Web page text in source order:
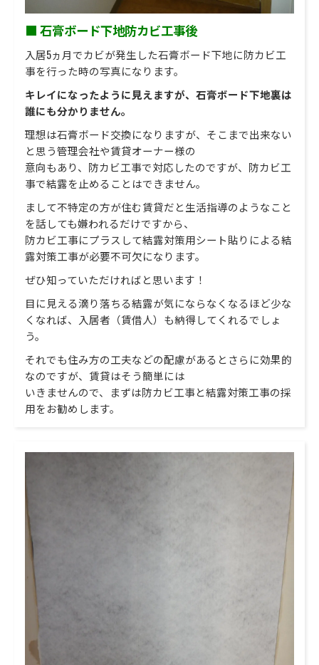
■ 石膏ボード下地防カビ工事後
入居5ヵ月でカビが発生した石膏ボード下地に防カビ工
事を行った時の写真になります。
キレイになったように見えますが、石膏ボード下地裏は
誰にも分かりません。
理想は石膏ボード交換になりますが、そこまで出来ない
と思う管理会社や賃貸オーナー様の
意向もあり、防カビ工事で対応したのですが、防カビ工
事で結露を止めることはできません。
まして不特定の方が住む賃貸だと生活指導のようなこと
を話しても嫌われるだけですから、
防カビ工事にプラスして結露対策用シート貼りによる結
露対策工事が必要不可欠になります。
ぜひ知っていただければと思います！
目に見える滴り落ちる結露が気にならなくなるほど少な
くなれば、入居者（賃借人）も納得してくれるでしょ
う。
それでも住み方の工夫などの配慮があるとさらに効果的
なのですが、賃貸はそう簡単には
いきませんので、まずは防カビ工事と結露対策工事の採
用をお勧めします。